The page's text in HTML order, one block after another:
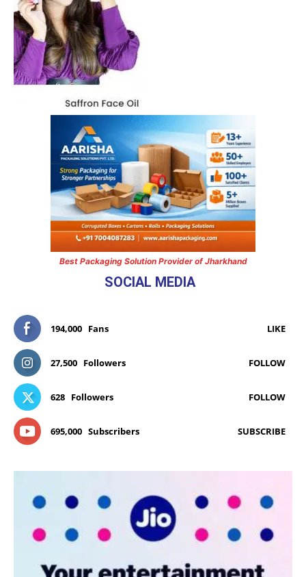
Best Packaging Solution Provider of Jharkhand
SOCIAL MEDIA
194,000 Fans LIKE
27,500 Followers FOLLOW
628 Followers FOLLOW
695,000 Subscribers SUBSCRIBE